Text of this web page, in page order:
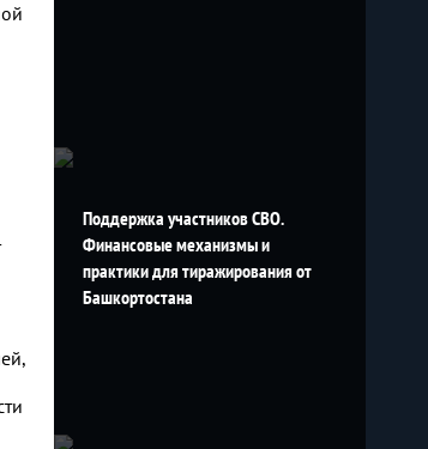
Поддержка участников СВО.
Финансовые механизмы и
практики для тиражирования от
Башкортостана